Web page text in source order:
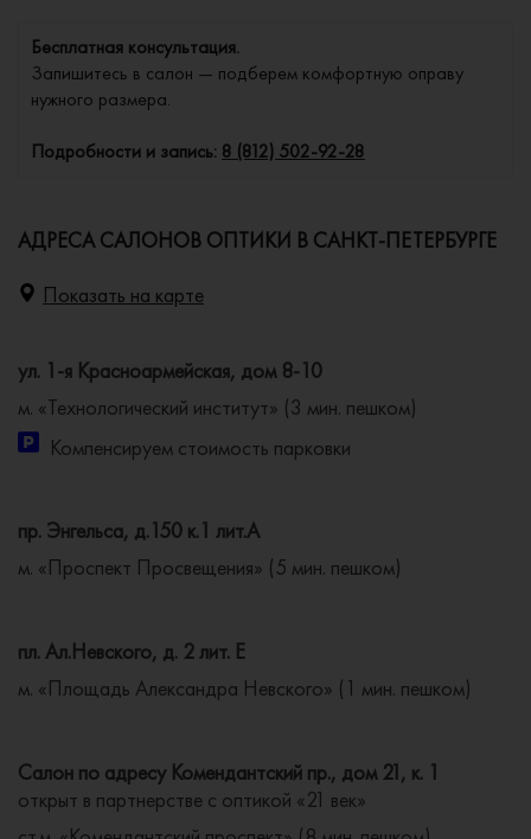
Бесплатная консультация.
Запишитесь в салон — подберем комфортную оправу
нужного размера.
Подробности и запись: 8 (812) 502-92-28
АДРЕСА САЛОНОВ ОПТИКИ В САНКТ-ПЕТЕРБУРГЕ
Показать на карте
ул. 1-я Красноармейская, дом 8-10
м. «Технологический институт» (3 мин. пешком)
Компенсируем стоимость парковки
пр. Энгельса, д.150 к.1 лит.А
м. «Проспект Просвещения» (5 мин. пешком)
пл. Ал.Невского, д. 2 лит. Е
м. «Площадь Александра Невского» (1 мин. пешком)
Салон по адресу Комендантский пр., дом 21, к. 1
открыт в партнерстве с оптикой «21 век»